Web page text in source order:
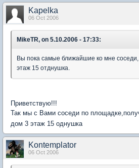
Kapelka
06 Oct 2006
MikeTR, on 5.10.2006 - 17:33:
Вы пока самые ближайшие ко мне
этаж 15 отднушка.
Приветствую!!!
Так мы с Вами соседи по
дом 3 этаж 15 однушка
Kontemplator
06 Oct 2006